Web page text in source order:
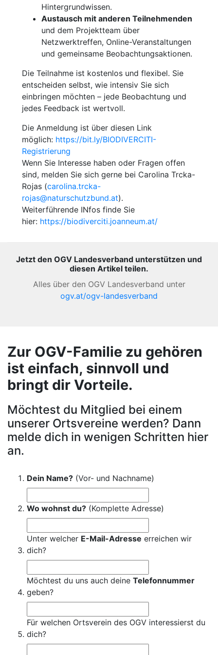
Hintergrundwissen.
Austausch mit anderen Teilnehmenden
und dem Projektteam über
Netzwerktreffen, Online-Veranstaltungen
und gemeinsame Beobachtungsaktionen.
Die Teilnahme ist kostenlos und flexibel. Sie
entscheiden selbst, wie intensiv Sie sich
einbringen möchten – jede Beobachtung und
jedes Feedback ist wertvoll.
Die Anmeldung ist über diesen Link
möglich: https://bit.ly/BIODIVERCITI-
Registrierung
Wenn Sie Interesse haben oder Fragen offen
sind, melden Sie sich gerne bei Carolina Trcka-
Rojas (carolina.trcka-
rojas@naturschutzbund.at).
Weiterführende INfos finde Sie
hier: https://biodiverciti.joanneum.at/
Jetzt den OGV Landesverband unterstützen und
diesen Artikel teilen.
Alles über den OGV Landesverband unter
ogv.at/ogv-landesverband
Zur OGV-Familie zu gehören
ist einfach, sinnvoll und
bringt dir Vorteile.
Möchtest du Mitglied bei einem
unserer Ortsvereine werden? Dann
melde dich in wenigen Schritten hier
an.
Dein Name? (Vor- und Nachname)
Wo wohnst du? (Komplette Adresse)
Unter welcher E-Mail-Adresse erreichen wir
dich?
Möchtest du uns auch deine Telefonnummer
geben?
Für welchen Ortsverein des OGV interessierst du
dich?